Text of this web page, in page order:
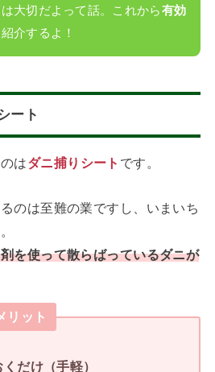
大切だよって話。これから有効
紹介するよ！
ート
はダニ捕りシート です。
のは至難の業ですし、いまいち
を使って散らばっているダニが
リット
だけ（手軽）